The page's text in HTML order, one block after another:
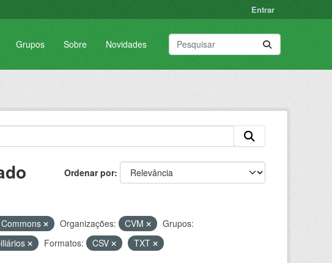
Entrar
Grupos Sobre Novidades
Ordenar por
Organizações: CVM
Grupos:
Formatos: CSV TXT